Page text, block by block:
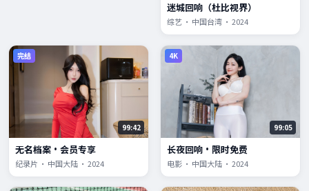
迷城回响（杜比视界）
综艺 · 中国台湾 · 2024
完结
99:42
无名档案·会员专享
纪录片 · 中国大陆 · 2024
4K
99:05
长夜回响·限时免费
电影 · 中国大陆 · 2024